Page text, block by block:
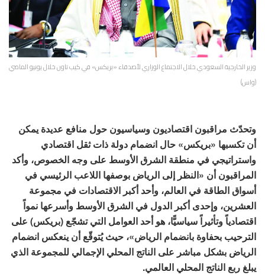
وزير الخارجية السعودي خلال الاجتماع الوزاري لأصدقاء «بريكس» في كيب تاون خلال يونيو الماضي
(واس)
وتحدّث مراقبون اقتصاديون وسياسيون حول منافع عديدة يمكن
أن تكسبها «بريكس» حال انضمام دولة ذات ثقل اقتصادي
واستراتيجي في منطقة الشرق الأوسط على وجه الخصوص، وأكد
المراقبون أن «النظر إلى الرياض بوصفها اللاعب الرئيسي في
أسواق الطاقة في العالم، وأحد أكبر الاقتصادات في مجموعة
العشرين، وإحدى أكبر الدول في الشرق الأوسط وأسرعها نمواً
اقتصادياً وتأثيراً سياسيًّا، هو أحد العوامل التي تشجّع (بريكس) على
الترحيب بحفاوة بانضمام الرياض»، حيث يُتوقّع أن ينعكس انضمام
الرياض بشكل مباشر على الناتج المحلي الإجمالي للمجموعة الذي
يبلغ ربع الناتج المحلي العالمي.